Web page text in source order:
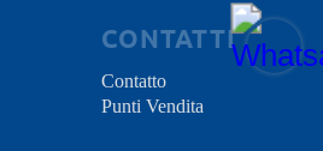
CONTATTI
Contatto
Punti Vendita